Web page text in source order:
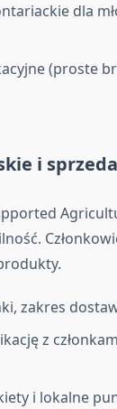
dla
(proste
i
zakres
z
i lokalne